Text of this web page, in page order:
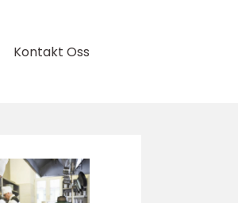
Kontakt Oss